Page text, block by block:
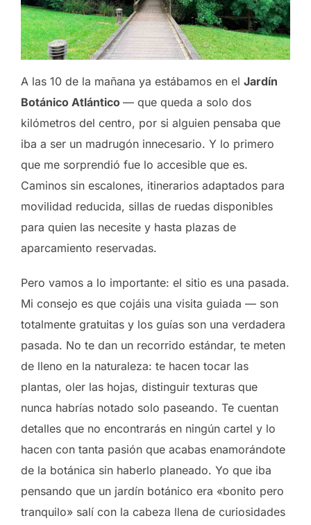
A las 10 de la mañana ya estábamos en el Jardín
Botánico Atlántico — que queda a solo dos
kilómetros del centro, por si alguien pensaba que
iba a ser un madrugón innecesario. Y lo primero
que me sorprendió fue lo accesible que es.
Caminos sin escalones, itinerarios adaptados para
movilidad reducida, sillas de ruedas disponibles
para quien las necesite y hasta plazas de
aparcamiento reservadas.
Pero vamos a lo importante: el sitio es una pasada.
Mi consejo es que cojáis una visita guiada — son
totalmente gratuitas y los guías son una verdadera
pasada. No te dan un recorrido estándar, te meten
de lleno en la naturaleza: te hacen tocar las
plantas, oler las hojas, distinguir texturas que
nunca habrías notado solo paseando. Te cuentan
detalles que no encontrarás en ningún cartel y lo
hacen con tanta pasión que acabas enamorándote
de la botánica sin haberlo planeado. Yo que iba
pensando que un jardín botánico era «bonito pero
tranquilo» salí con la cabeza llena de curiosidades